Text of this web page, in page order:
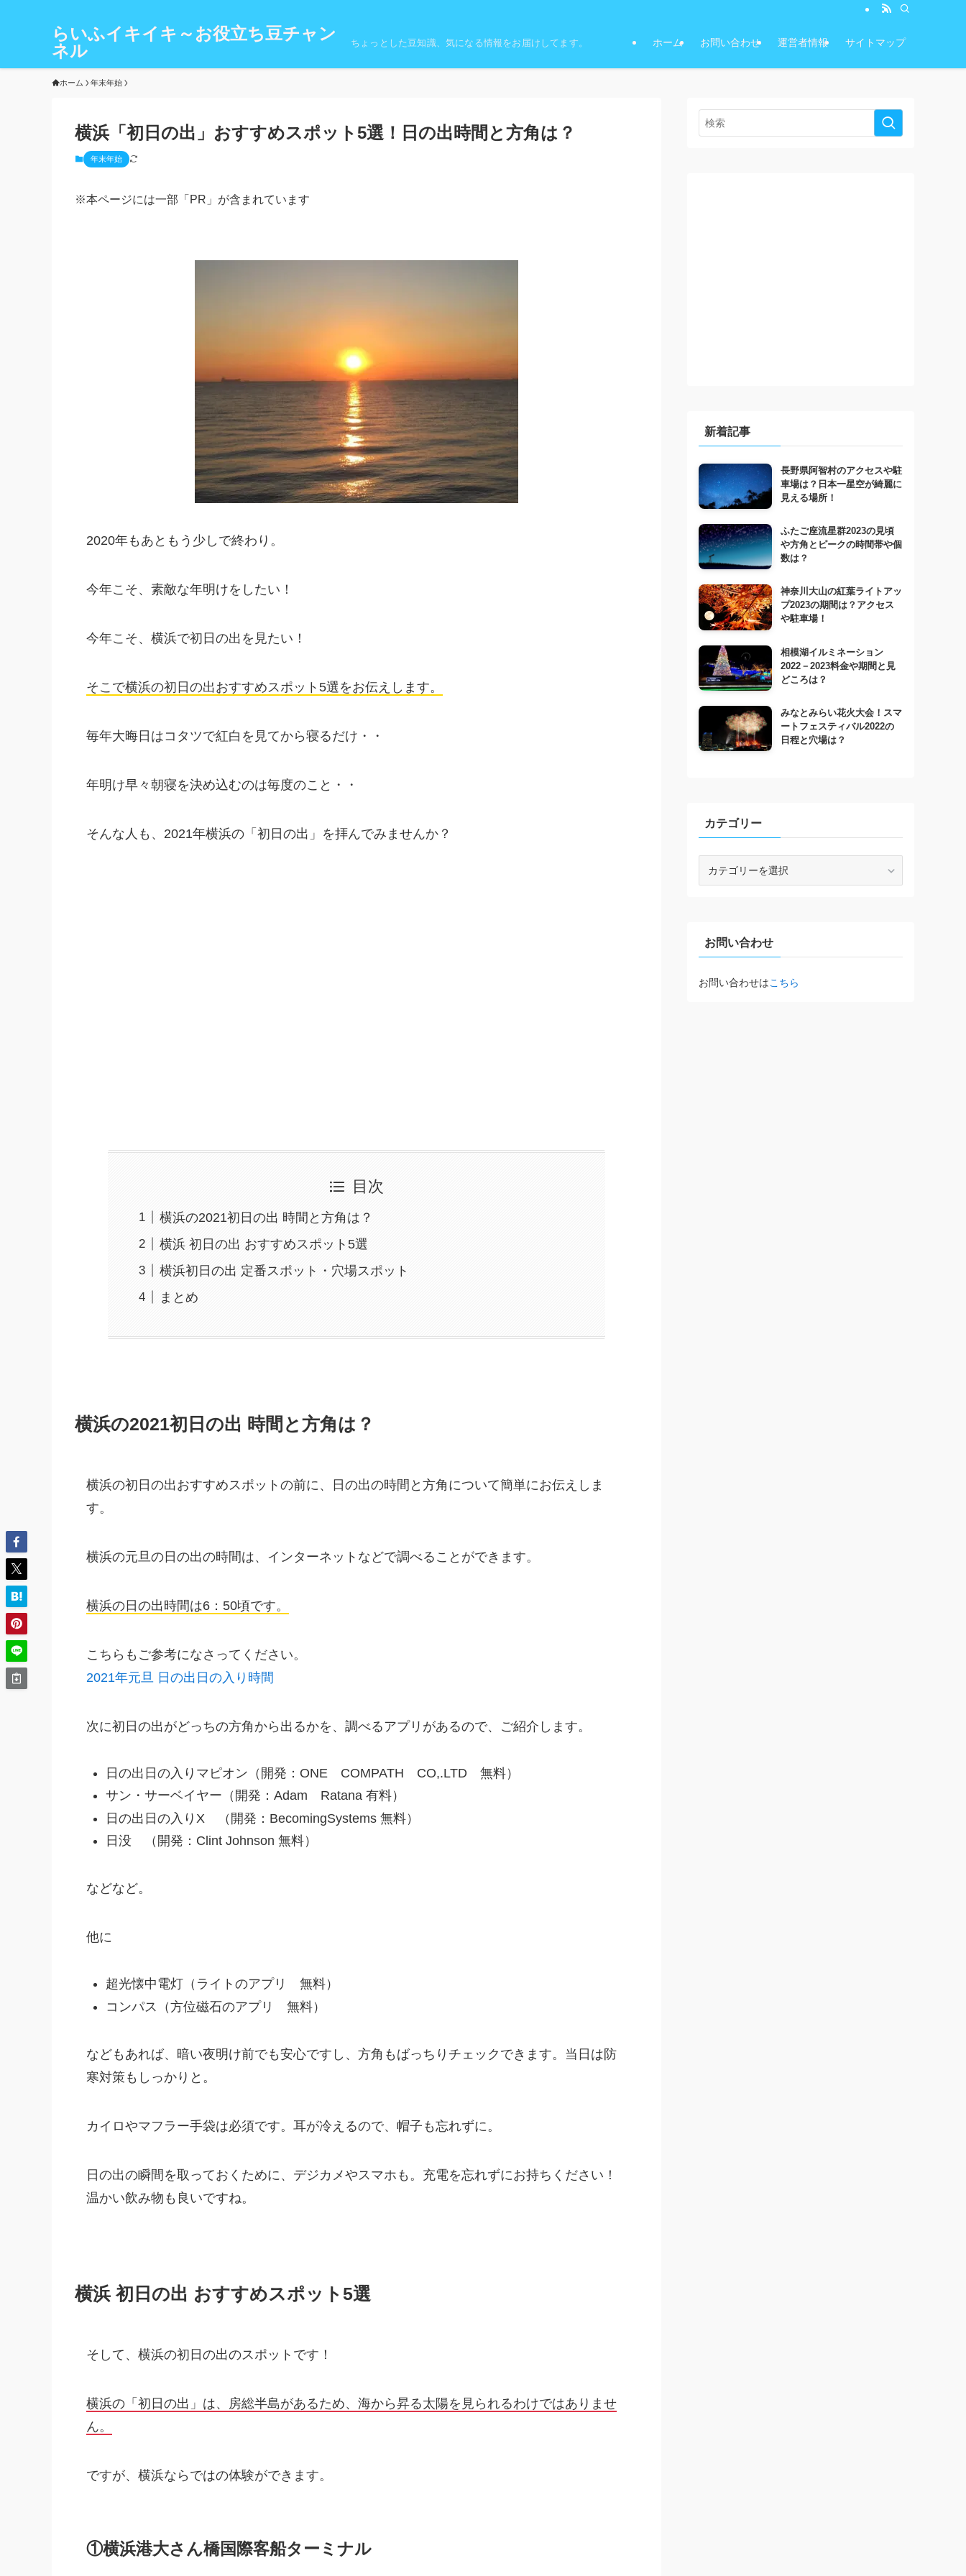
らいふイキイキ～お役立ち豆チャン
ネル
ちょっとした豆知識、気になる情報をお届けしてます。 ホーム お問い合わせ 運営者情報 サイトマップ
ホーム 年末年始
横浜「初日の出」おすすめスポット5選！日の出時間と方角は？
年末年始
※本ページには一部「PR」が含まれています
2020年もあともう少しで終わり。
今年こそ、素敵な年明けをしたい！
今年こそ、横浜で初日の出を見たい！
そこで横浜の初日の出おすすめスポット5選をお伝えします。
毎年大晦日はコタツで紅白を見てから寝るだけ・・
年明け早々朝寝を決め込むのは毎度のこと・・
そんな人も、2021年横浜の「初日の出」を拝んでみませんか？
目次
横浜の2021初日の出 時間と方角は？
横浜 初日の出 おすすめスポット5選
横浜初日の出 定番スポット・穴場スポット
まとめ
横浜の2021初日の出 時間と方角は？
横浜の初日の出おすすめスポットの前に、日の出の時間と方角について簡単にお伝えしま
す。
横浜の元旦の日の出の時間は、インターネットなどで調べることができます。
横浜の日の出時間は6：50頃です。
こちらもご参考になさってください。
2021年元旦 日の出日の入り時間
次に初日の出がどっちの方角から出るかを、調べるアプリがあるので、ご紹介します。
日の出日の入りマピオン（開発：ONE COMPATH CO,.LTD 無料）
サン・サーベイヤー（開発：Adam Ratana 有料）
日の出日の入りX （開発：BecomingSystems 無料）
日没 （開発：Clint Johnson 無料）
などなど。
他に
超光懐中電灯（ライトのアプリ 無料）
コンパス（方位磁石のアプリ 無料）
などもあれば、暗い夜明け前でも安心ですし、方角もばっちりチェックできます。当日は防
寒対策もしっかりと。
カイロやマフラー手袋は必須です。耳が冷えるので、帽子も忘れずに。
日の出の瞬間を取っておくために、デジカメやスマホも。充電を忘れずにお持ちください！
温かい飲み物も良いですね。
横浜 初日の出 おすすめスポット5選
そして、横浜の初日の出のスポットです！
横浜の「初日の出」は、房総半島があるため、海から昇る太陽を見られるわけではありませ
ん。
ですが、横浜ならではの体験ができます。
①横浜港大さん橋国際客船ターミナル
新着記事
長野県阿智村のアクセスや駐
車場は？日本一星空が綺麗に
見える場所！
ふたご座流星群2023の見頃
や方角とピークの時間帯や個
数は？
神奈川大山の紅葉ライトアッ
プ2023の期間は？アクセス
や駐車場！
相模湖イルミネーション
2022－2023料金や期間と見
どころは？
みなとみらい花火大会！スマ
ートフェスティバル2022の
日程と穴場は？
カテゴリー
お問い合わせ
お問い合わせはこちら